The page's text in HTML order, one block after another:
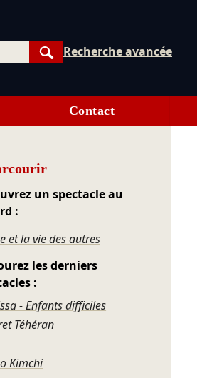
Rechercher
Recherche avancée
Contact
un spectacle au
:
et la vie des autres
les derniers
:
- Enfants difficiles
Téhéran
Kimchi